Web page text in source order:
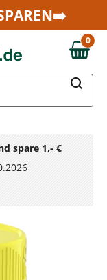
0,00 €
0
spare 1,- €